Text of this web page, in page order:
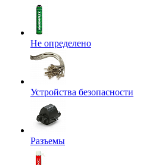
Не определено
Устройства безопасности
Разъемы